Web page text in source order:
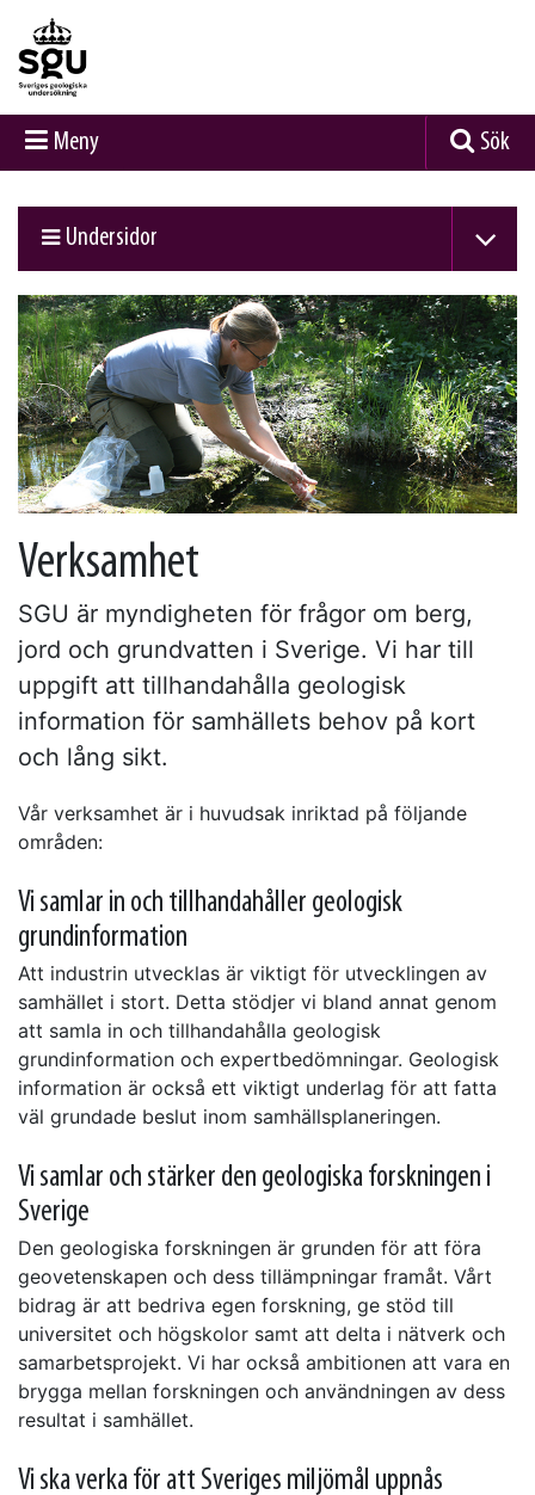
Meny Sök
Undersidor
Verksamhet
SGU är myndigheten för frågor om berg,
jord och grundvatten i Sverige. Vi har till
uppgift att tillhandahålla geologisk
information för samhällets behov på kort
och lång sikt.
Vår verksamhet är i huvudsak inriktad på följande
områden:
Vi samlar in och tillhandahåller geologisk
grundinformation
Att industrin utvecklas är viktigt för utvecklingen av
samhället i stort. Detta stödjer vi bland annat genom
att samla in och tillhandahålla geologisk
grundinformation och expertbedömningar. Geologisk
information är också ett viktigt underlag för att fatta
väl grundade beslut inom samhällsplaneringen.
Vi samlar och stärker den geologiska forskningen i
Sverige
Den geologiska forskningen är grunden för att föra
geovetenskapen och dess tillämpningar framåt. Vårt
bidrag är att bedriva egen forskning, ge stöd till
universitet och högskolor samt att delta i nätverk och
samarbetsprojekt. Vi har också ambitionen att vara en
brygga mellan forskningen och användningen av dess
resultat i samhället.
Vi ska verka för att Sveriges miljömål uppnås